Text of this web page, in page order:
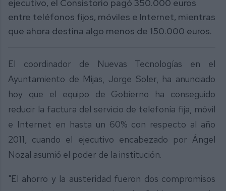
ejecutivo, el Consistorio pagó 350.000 euros
entre teléfonos fijos, móviles e Internet, mientras
que ahora destina algo menos de 150.000 euros.
El coordinador de Nuevas Tecnologías en el
Ayuntamiento de Mijas, Jorge Soler, ha anunciado
hoy que el equipo de Gobierno ha conseguido
reducir la factura del servicio de telefonía fija, móvil
e Internet en hasta un 60% con respecto al año
2011, cuando el ejecutivo encabezado por Ángel
Nozal asumió el poder de la institución.
"El ahorro y la austeridad fueron dos compromisos